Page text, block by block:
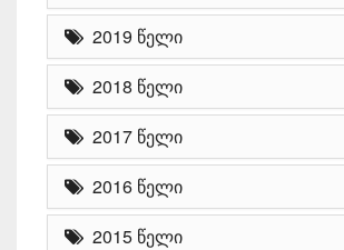
2019 წელი
2018 წელი
2017 წელი
2016 წელი
2015 წელი